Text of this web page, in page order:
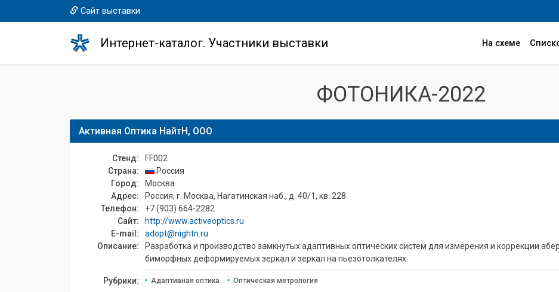
Сайт выставки
Интернет-каталог. Участники выставки На схеме
ФОТОНИКА-2022
Активная Оптика НайтН, ООО
Стенд:
FF002
Страна:
Россия
Город:
Москва
Адрес:
Россия, г. Москва, Нагатинская наб., д. 40/1, кв. 228
Телефон:
+7 (903) 664-2282
Сайт:
http://www.activeoptics.ru
E-mail:
adopt@nightn.ru
Описание:
Разработка и производство замкнутых адаптивных оптических систем для измерения и коррекции
биморфных деформируемых зеркал и зеркал на пьезотолкателях.
Рубрики: Адаптивная оптика Оптическая метрология